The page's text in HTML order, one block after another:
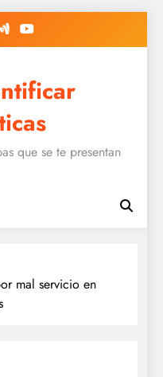
que se te presentan
mal servicio en